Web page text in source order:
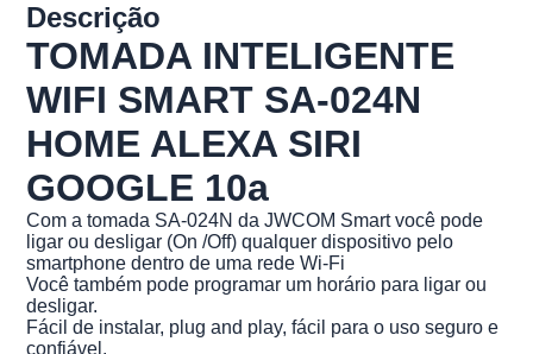
Descrição
TOMADA INTELIGENTE
WIFI SMART SA-024N
HOME ALEXA SIRI
GOOGLE 10a
Com a tomada SA-024N da JWCOM Smart você pode
ligar ou desligar (On /Off) qualquer dispositivo pelo
smartphone dentro de uma rede Wi-Fi
Você também pode programar um horário para ligar ou
desligar.
Fácil de instalar, plug and play, fácil para o uso seguro e
confiável.